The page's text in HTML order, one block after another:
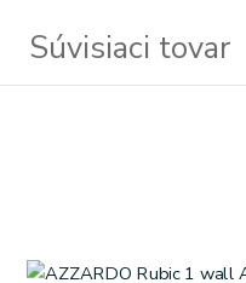
Súvisiaci tovar